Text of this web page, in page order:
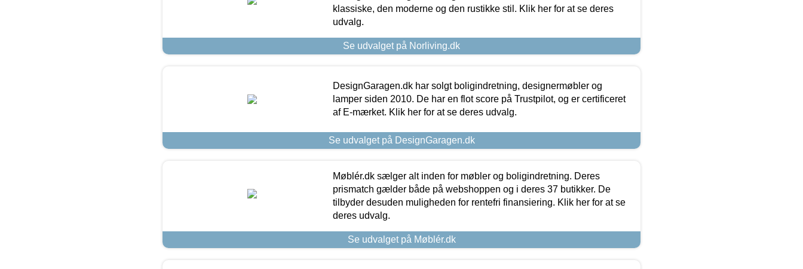
klassiske, den moderne og den rustikke stil. Klik her for at se deres
udvalg.
Se udvalget på Norliving.dk
DesignGaragen.dk har solgt boligindretning, designermøbler og
lamper siden 2010. De har en flot score på Trustpilot, og er certificeret
af E-mærket. Klik her for at se deres udvalg.
Se udvalget på DesignGaragen.dk
Møblér.dk sælger alt inden for møbler og boligindretning. Deres
prismatch gælder både på webshoppen og i deres 37 butikker. De
tilbyder desuden muligheden for rentefri finansiering. Klik her for at se
deres udvalg.
Se udvalget på Møblér.dk